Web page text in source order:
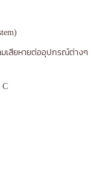
ามเสียหายต่ออุปกรณ์ต่
C